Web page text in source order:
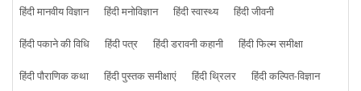
हिंदी मानवीय विज्ञान
हिंदी मनोविज्ञान हिंदी स्वास्थ्य
हिंदी जीवनी
हिंदी पकाने की विधि
हिंदी पत्र हिंदी डरावनी कहानी
हिंदी फिल्म समीक्षा
हिंदी पौराणिक कथा
हिंदी पुस्तक समीक्षाएं हिंदी थ्रिलर
हिंदी कल्पित-विज्ञान